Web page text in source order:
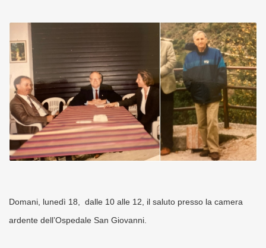
Domani, lunedì 18, dalle 10 alle 12, il saluto presso la camera
ardente dell’Ospedale San Giovanni.